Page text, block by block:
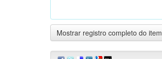
Mostrar registro completo do item